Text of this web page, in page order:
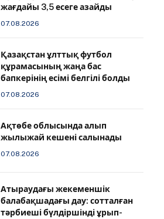
жағдайы 3,5 есеге азайды
07.08.2026
Қазақстан ұлттық футбол
құрамасының жаңа бас
бапкерінің есімі белгілі болды
07.08.2026
Ақтөбе облысында алып
жылыжай кешені салынады
07.08.2026
Атыраудағы жекеменшік
балабақшадағы дау: сотталған
тәрбиеші бүлдіршінді ұрып-